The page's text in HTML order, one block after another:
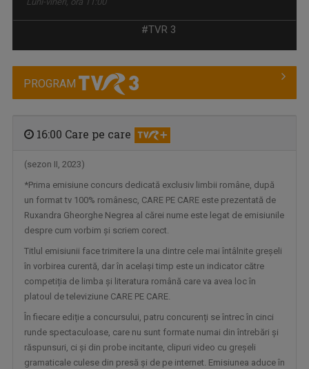
LOCURI, OAMENI ȘI COMORI
Duminica, ora 11.30, bilunar
#TVR 3
PROGRAM
16:00 Care pe care
(sezon II, 2023)
*Prima emisiune concurs dedicată exclusiv limbii române, după
un format tv 100% românesc, CARE PE CARE este prezentată de
Ruxandra Gheorghe Negrea al cărei nume este legat de emisiunile
despre cum vorbim și scriem corect.
Titlul emisiunii face trimitere la una dintre cele mai întâlnite greșeli
în vorbirea curentă, dar în același timp este un indicator către
competiția de limba și literatura română care va avea loc în
platoul de televiziune CARE PE CARE.
În fiecare ediție a concursului, patru concurenți se întrec în cinci
runde spectaculoase, care nu sunt formate numai din întrebări și
răspunsuri, ci și din probe incitante, clipuri video cu greșeli
gramaticale culese din presă și de pe internet. Emisiunea aduce în